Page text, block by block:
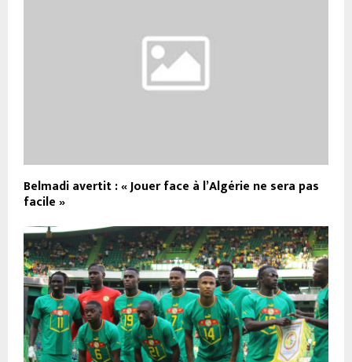
Belmadi avertit : « Jouer face à l’Algérie ne sera pas
facile »